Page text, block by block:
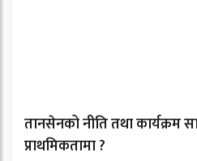
तानसेनको नीति तथा कार्यक्रम
प्राथमिकतामा ?